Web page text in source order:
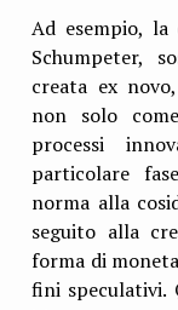
Ad esempio,
Schumpeter,
creata ex
non solo
processi
particolare
norma alla
seguito alla
forma di
fini speculativi.